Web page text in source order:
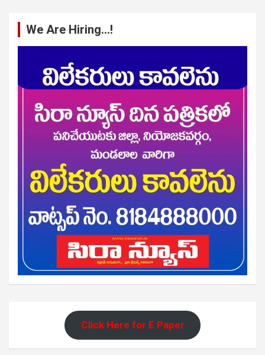
We Are Hiring…!
Click Here for E Paper